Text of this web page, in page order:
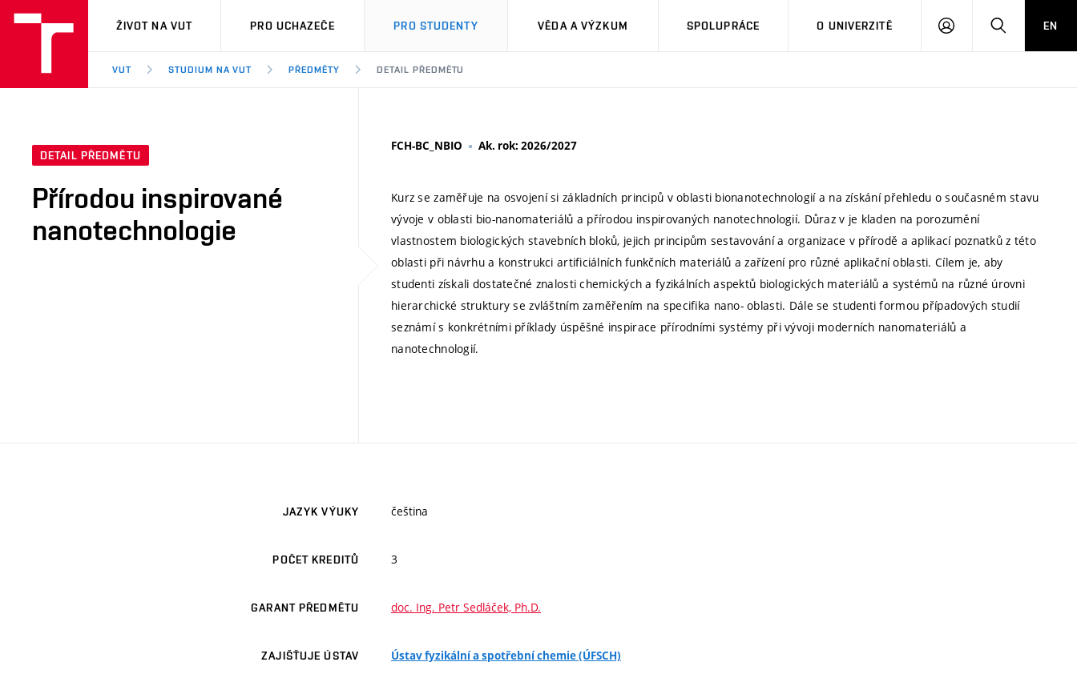
VUT
ŽIVOT NA VUT PRO UCHAZEČE PRO STUDENTY VĚDA A VÝZKUM SPOLUPRÁCE O UNIVERZITĚ
PŘIHLÁSIT HLEDATEN
VUT STUDIUM NA VUT PŘEDMĚTY DETAIL PŘEDMĚTU
DETAIL PŘEDMĚTU
Přírodou inspirované
nanotechnologie
FCH-BC_NBIO Ak. rok: 2026/2027
Kurz se zaměřuje na osvojení si základních principů v oblasti bionanotechnologií a na získání přehledu o současném stavu
vývoje v oblasti bio-nanomateriálů a přírodou inspirovaných nanotechnologií. Důraz v je kladen na porozumění
vlastnostem biologických stavebních bloků, jejich principům sestavování a organizace v přírodě a aplikací poznatků z této
oblasti při návrhu a konstrukci artificiálních funkčních materiálů a zařízení pro různé aplikační oblasti. Cílem je, aby
studenti získali dostatečné znalosti chemických a fyzikálních aspektů biologických materiálů a systémů na různé úrovni
hierarchické struktury se zvláštním zaměřením na specifika nano- oblasti. Dále se studenti formou případových studií
seznámí s konkrétními příklady úspěšné inspirace přírodními systémy při vývoji moderních nanomateriálů a
nanotechnologií.
JAZYK VÝUKY čeština
POČET KREDITŮ 3
GARANT PŘEDMĚTU doc. Ing. Petr Sedláček, Ph.D.
ZAJIŠŤUJE ÚSTAV Ústav fyzikální a spotřební chemie (ÚFSCH)